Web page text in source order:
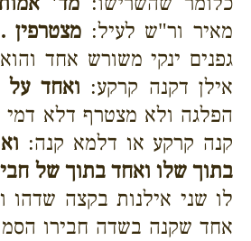
מאיר ור"ש לעיל: מצטרפין .
גפנים ינקי משורש אחד
אילן דקנה קרקע: ואחד
הפלגה ולא מצטרף דלא דמי
קנה קרקע או דלמא קנה:
בתוך שלו ואחד בתוך של
לו שני אילנות בקצה שדהו
אחד שקנה בשדה חבירו